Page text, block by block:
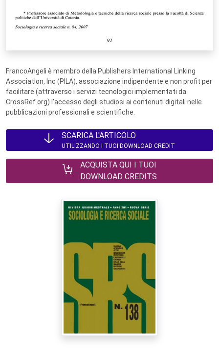
FrancoAngeli è membro della Publishers International Linking
Association, Inc (PILA), associazione indipendente e non profit per
facilitare (attraverso i servizi tecnologici implementati da
CrossRef.org) l’accesso degli studiosi ai contenuti digitali nelle
pubblicazioni professionali e scientifiche.
SCARICA L'ARTICOLO
UTILIZZANDO I TUOI DOWNLOAD CREDIT
ACQUISTA QUI I TUOI
DOWNLOAD CREDITS